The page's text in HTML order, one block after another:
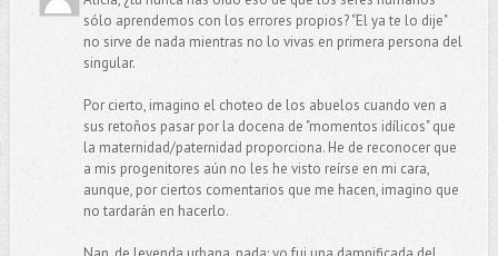
sólo aprendemos con los errores propios? "El ya te lo dije"
no sirve de nada mientras no lo vivas en primera persona del
singular.
Por cierto, imagino el choteo de los abuelos cuando ven a
sus retoños pasar por la docena de "momentos idílicos" que
la maternidad/paternidad proporciona. He de reconocer que
a mis progenitores aún no les he visto reírse en mi cara,
aunque, por ciertos comentarios que me hacen, imagino que
no tardarán en hacerlo.